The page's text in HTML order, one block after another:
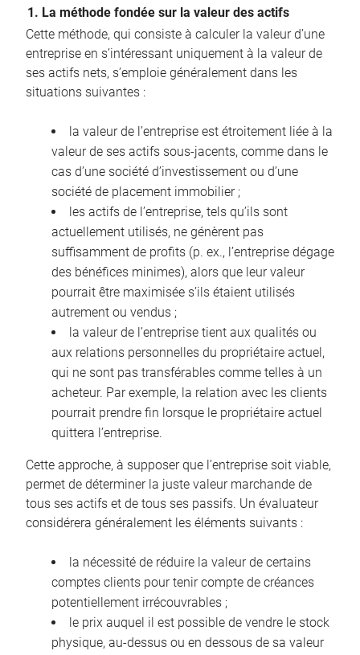
1. La méthode fondée sur la valeur des actifs
Cette méthode, qui consiste à calculer la valeur d’une
entreprise en s’intéressant uniquement à la valeur de
ses actifs nets, s’emploie généralement dans les
situations suivantes :
la valeur de l’entreprise est étroitement liée à la
valeur de ses actifs sous-jacents, comme dans le
cas d’une société d’investissement ou d’une
société de placement immobilier ;
les actifs de l’entreprise, tels qu’ils sont
actuellement utilisés, ne génèrent pas
suffisamment de profits (p. ex., l’entreprise dégage
des bénéfices minimes), alors que leur valeur
pourrait être maximisée s’ils étaient utilisés
autrement ou vendus ;
la valeur de l’entreprise tient aux qualités ou
aux relations personnelles du propriétaire actuel,
qui ne sont pas transférables comme telles à un
acheteur. Par exemple, la relation avec les clients
pourrait prendre fin lorsque le propriétaire actuel
quittera l’entreprise.
Cette approche, à supposer que l’entreprise soit viable,
permet de déterminer la juste valeur marchande de
tous ses actifs et de tous ses passifs. Un évaluateur
considérera généralement les éléments suivants :
la nécessité de réduire la valeur de certains
comptes clients pour tenir compte de créances
potentiellement irrécouvrables ;
le prix auquel il est possible de vendre le stock
physique, au-dessus ou en dessous de sa valeur